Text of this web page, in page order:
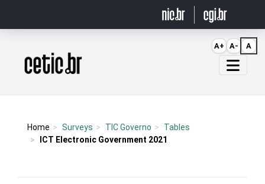
Página inicial
Home Surveys TIC Governo
Tables
ICT Electronic Government 2021
A+ A- A